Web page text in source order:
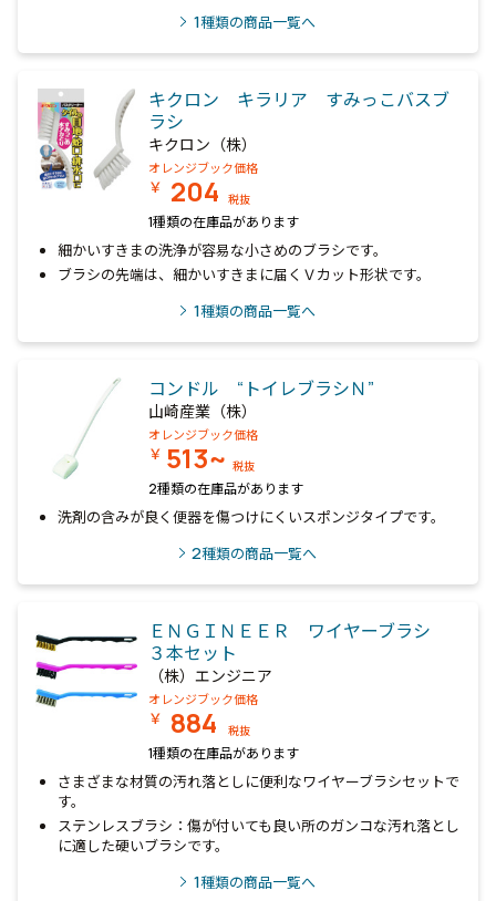
1種類の商品一覧へ
キクロン キラリア すみっこバスブ
ラシ
キクロン（株）
オレンジブック価格
￥ 204 税抜
1種類の在庫品があります
細かいすきまの洗浄が容易な小さめのブラシです。
ブラシの先端は、細かいすきまに届くＶカット形状です。
1種類の商品一覧へ
コンドル “トイレブラシＮ”
山崎産業（株）
オレンジブック価格
￥ 513~ 税抜
2種類の在庫品があります
洗剤の含みが良く便器を傷つけにくいスポンジタイプです。
2種類の商品一覧へ
ＥＮＧＩＮＥＥＲ ワイヤーブラシ
３本セット
（株）エンジニア
オレンジブック価格
￥ 884 税抜
1種類の在庫品があります
さまざまな材質の汚れ落としに便利なワイヤーブラシセットで
す。
ステンレスブラシ：傷が付いても良い所のガンコな汚れ落とし
に適した硬いブラシです。
1種類の商品一覧へ